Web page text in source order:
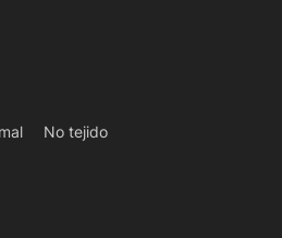
No tejido